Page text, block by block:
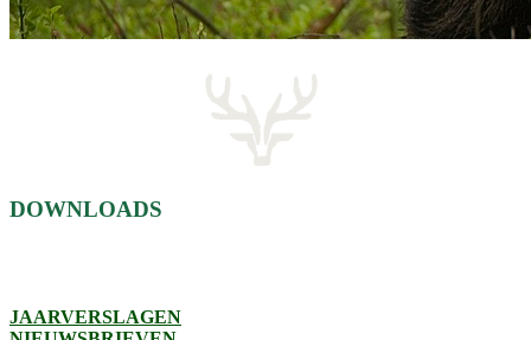
DOWNLOADS
JAARVERSLAGEN